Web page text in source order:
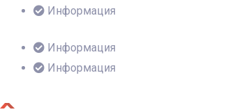
Информация
Информация
Информация